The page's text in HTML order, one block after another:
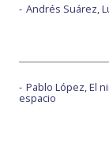
Andrés Suárez,
Pablo López, El
espacio